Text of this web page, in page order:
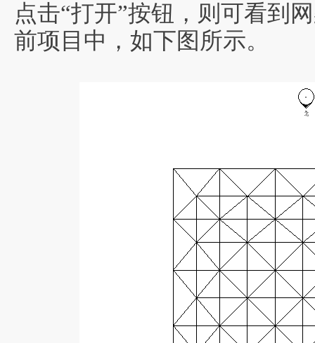
点击“打开”按钮，则可看到
前项目中，如下图所示。